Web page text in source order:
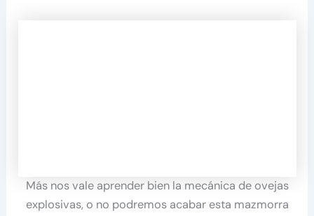
Más nos vale aprender bien la mecánica de ovejas
explosivas, o no podremos acabar esta mazmorra